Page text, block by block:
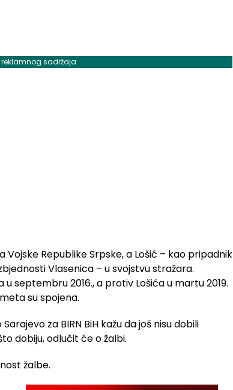
reklamnog sadržaja
Republike Srpske, a Lošić – kao pripadnik
Vlasenica – u svojstvu stražara.
septembru 2016., a protiv Lošića u martu 2019.
su spojena.
za BIRN BiH kažu da još nisu dobili
dobiju, odlučit će o žalbi.
žalbe.